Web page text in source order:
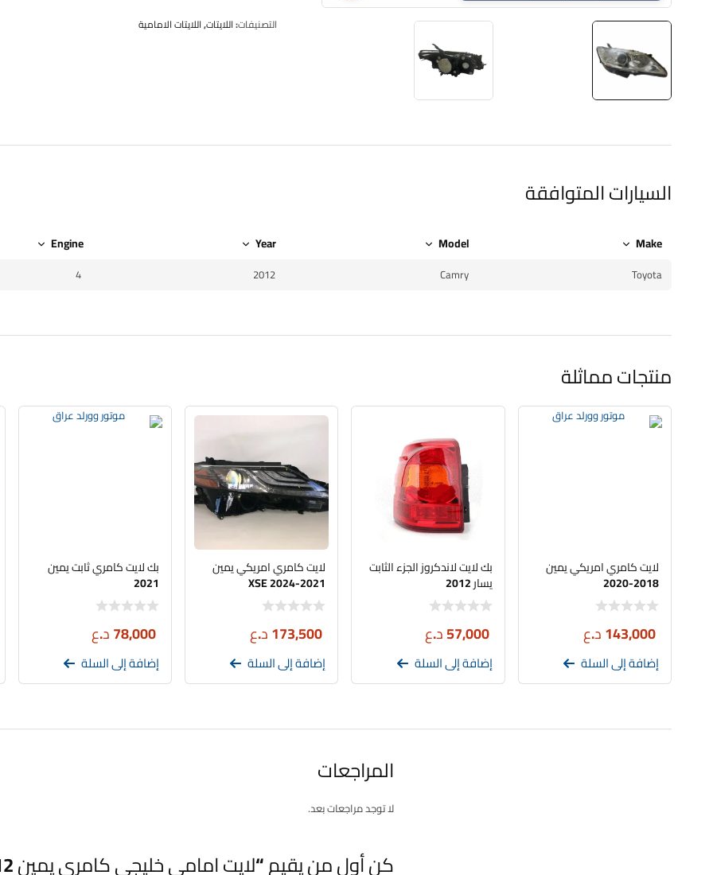
التصنيفات:اللايتات,اللايتات الامامية
السيارات المتوافقة
Make
Model
Year
Engine
Toyota
Camry
2012
4
منتجات مماثلة
لايت كامري امريكي يمين
2018-2020
143,000د.ع
إضافة إلى السلة
بك لايت لاندكروز الجزء الثابت
يسار 2012
57,000د.ع
إضافة إلى السلة
لايت كامري امريكي يمين
XSE 2024-2021
173,500د.ع
إضافة إلى السلة
بك لايت كامري ثابت يمين
2021
78,000د.ع
إضافة إلى السلة
المراجعات
لا توجد مراجعات بعد.
كن أول من يقيم “لايت امامي خليجي كامري يمين 2012”